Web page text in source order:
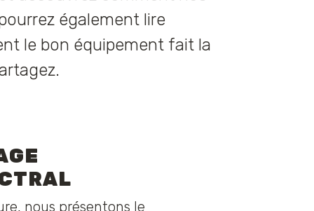
également lire
le bon équipement fait la
nous présentons le